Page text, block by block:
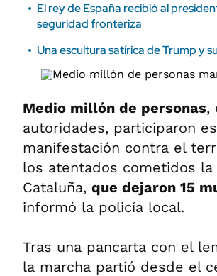
El rey de España recibió al
seguridad fronteriza
Una escultura satírica de Trump y
Medio millón de personas,
autoridades, participaron
manifestación contra el
los atentados cometidos
Cataluña, que dejaron 15
informó la policía local.
Tras una pancarta con el
la marcha partió desde el